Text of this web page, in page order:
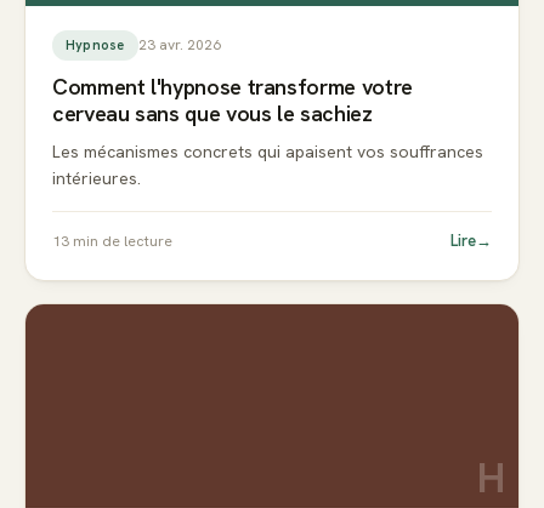
Hypnose 23 avr. 2026
Comment l'hypnose transforme votre
cerveau sans que vous le sachiez
Les mécanismes concrets qui apaisent vos souffrances
intérieures.
13 min de lecture Lire→
H